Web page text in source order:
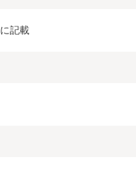
記載